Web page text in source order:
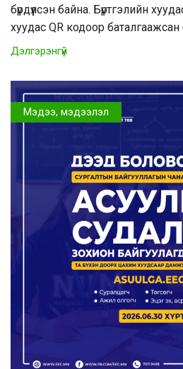
бүрдүүлсэн байна. Бүртгэлийн
хуудас QR кодоор баталгаажсан
Дэлгэрэнгүй
Мэдээ, мэдээлэл